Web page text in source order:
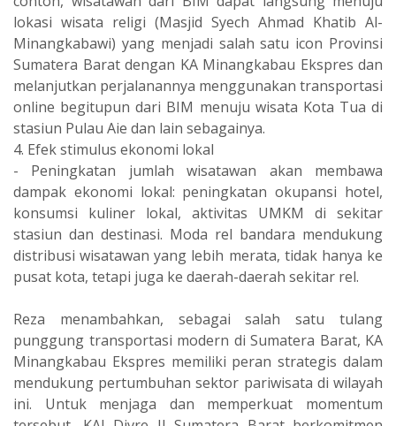
lokasi wisata religi (Masjid Syech Ahmad Khatib Al-
Minangkabawi) yang menjadi salah satu icon Provinsi
Sumatera Barat dengan KA Minangkabau Ekspres dan
melanjutkan perjalanannya menggunakan transportasi
online begitupun dari BIM menuju wisata Kota Tua di
stasiun Pulau Aie dan lain sebagainya.
4. Efek stimulus ekonomi lokal
- Peningkatan jumlah wisatawan akan membawa
dampak ekonomi lokal: peningkatan okupansi hotel,
konsumsi kuliner lokal, aktivitas UMKM di sekitar
stasiun dan destinasi. Moda rel bandara mendukung
distribusi wisatawan yang lebih merata, tidak hanya ke
pusat kota, tetapi juga ke daerah-daerah sekitar rel.
Reza menambahkan, sebagai salah satu tulang
punggung transportasi modern di Sumatera Barat, KA
Minangkabau Ekspres memiliki peran strategis dalam
mendukung pertumbuhan sektor pariwisata di wilayah
ini. Untuk menjaga dan memperkuat momentum